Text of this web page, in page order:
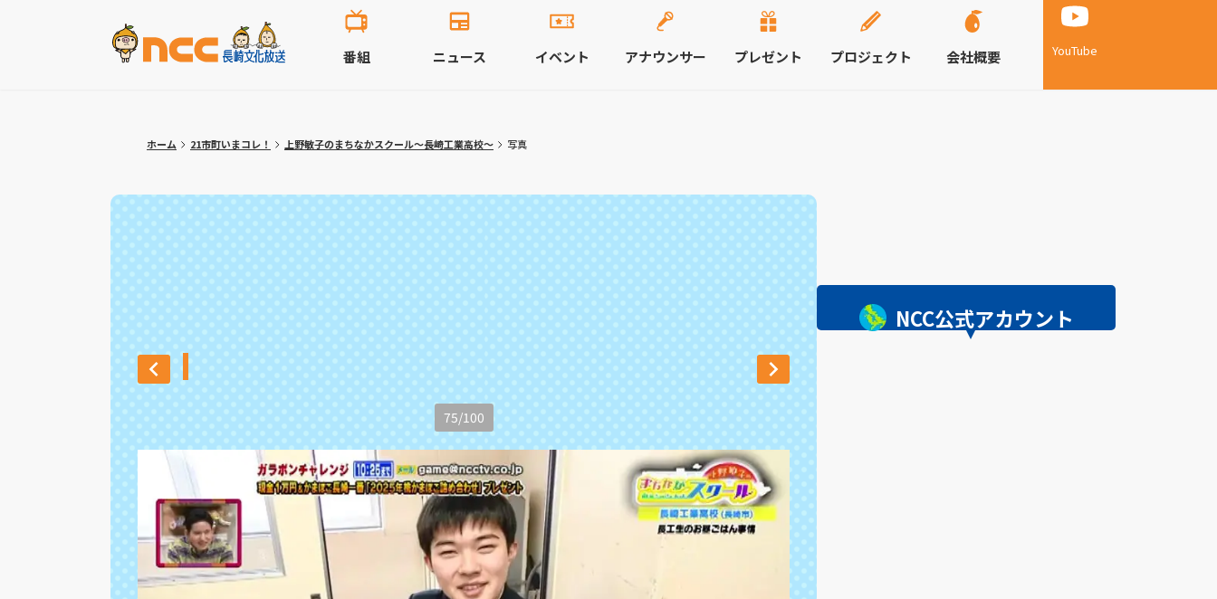
YouTube
番組 ニュース イベント アナウンサー プレゼント プロジェクト 会社概要
ホーム 21市町いまコレ！ 上野敏子のまちなかスクール～長崎工業高校～ 写真
75/100
NCC公式アカウント